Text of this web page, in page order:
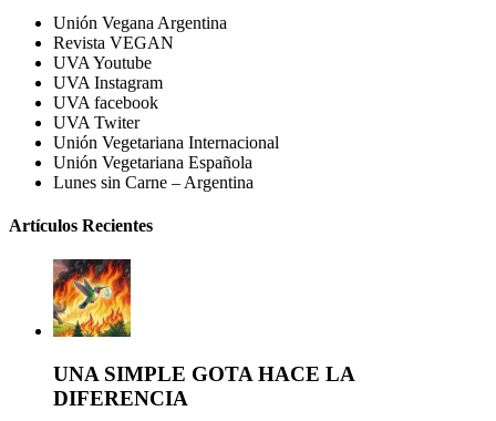
Unión Vegana Argentina
Revista VEGAN
UVA Youtube
UVA Instagram
UVA facebook
UVA Twiter
Unión Vegetariana Internacional
Unión Vegetariana Española
Lunes sin Carne – Argentina
Artículos Recientes
UNA SIMPLE GOTA HACE LA
DIFERENCIA